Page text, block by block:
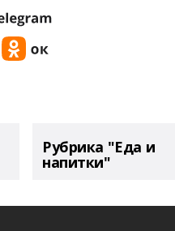
Рубрика "Еда и
напитки"